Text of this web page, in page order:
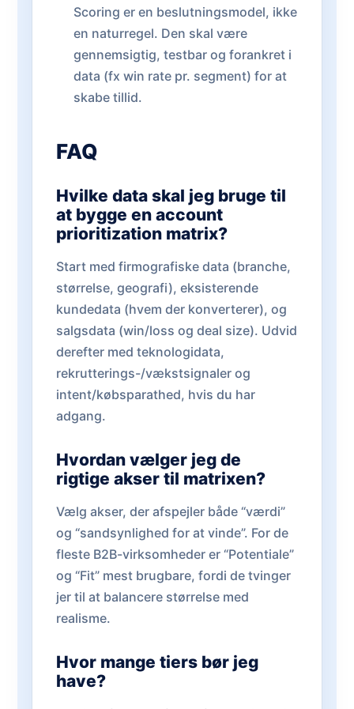
Scoring er en beslutningsmodel, ikke
en naturregel. Den skal være
gennemsigtig, testbar og forankret i
data (fx win rate pr. segment) for at
skabe tillid.
FAQ
Hvilke data skal jeg bruge til
at bygge en account
prioritization matrix?
Start med firmografiske data (branche,
størrelse, geografi), eksisterende
kundedata (hvem der konverterer), og
salgsdata (win/loss og deal size). Udvid
derefter med teknologidata,
rekrutterings-/vækstsignaler og
intent/købsparathed, hvis du har
adgang.
Hvordan vælger jeg de
rigtige akser til matrixen?
Vælg akser, der afspejler både “værdi”
og “sandsynlighed for at vinde”. For de
fleste B2B-virksomheder er “Potentiale”
og “Fit” mest brugbare, fordi de tvinger
jer til at balancere størrelse med
realisme.
Hvor mange tiers bør jeg
have?